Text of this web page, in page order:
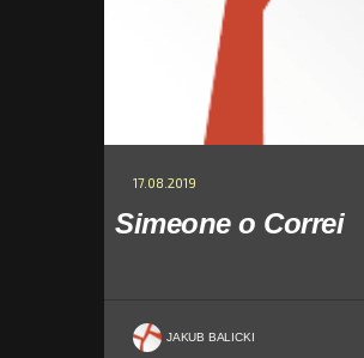
17.08.2019
Simeone o Correi
JAKUB BALICKI